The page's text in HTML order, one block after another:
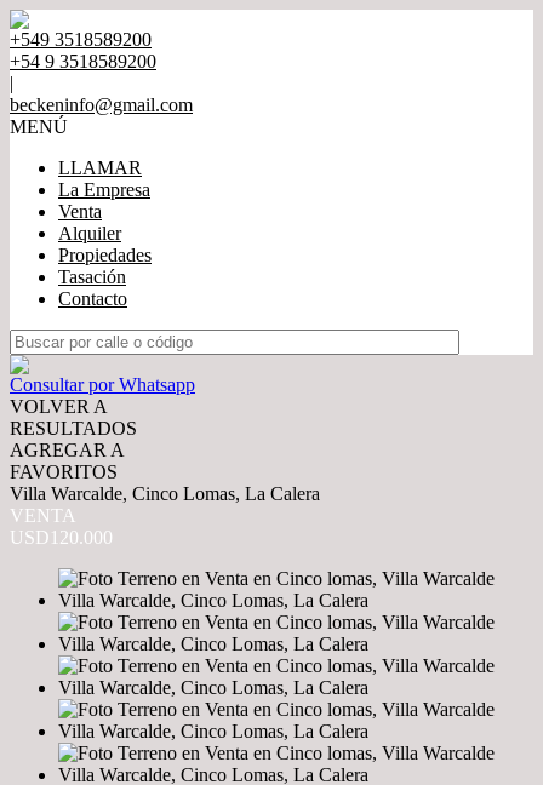
+549 3518589200
+54 9 3518589200
|
beckeninfo@gmail.com
MENÚ
LLAMAR
La Empresa
Venta
Alquiler
Propiedades
Tasación
Contacto
Consultar por Whatsapp
VOLVER A
RESULTADOS
AGREGAR A
FAVORITOS
Villa Warcalde, Cinco Lomas, La Calera
VENTA
USD120.000